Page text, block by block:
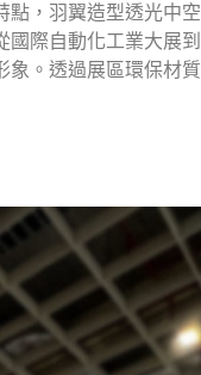
，羽翼造型透光中
際自動化工業大展
。透過展區環保材